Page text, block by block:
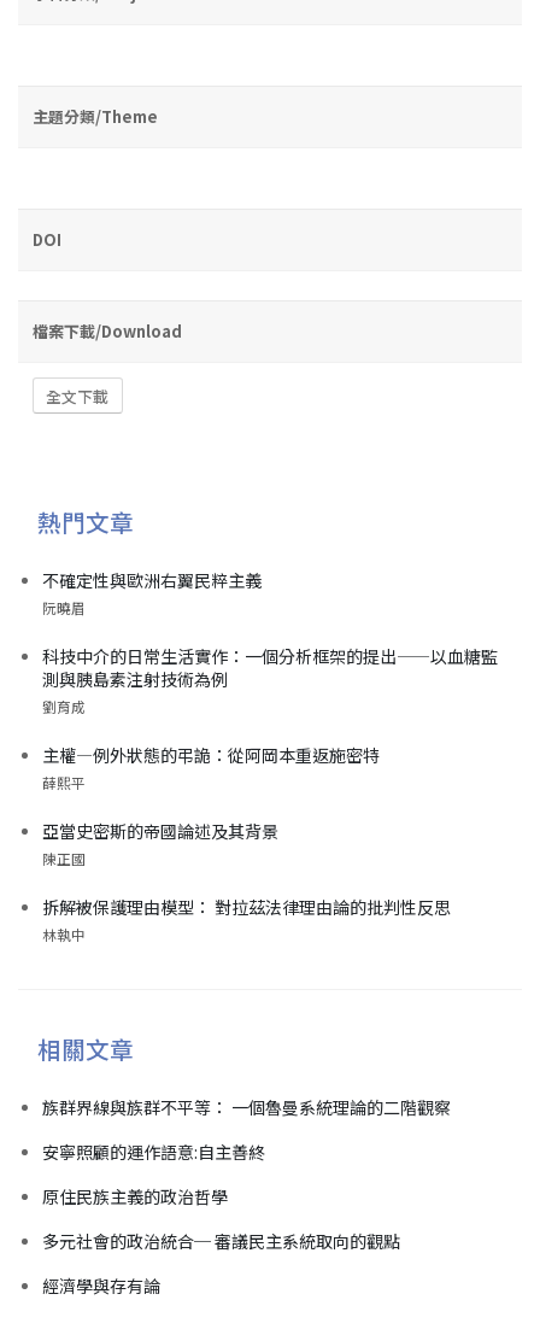
主題分類/Theme
DOI
檔案下載/Download
全文下載
熱門文章
不確定性與歐洲右翼民粹主義
阮曉眉
科技中介的日常生活實作：一個分析框架的提出——以血糖監
測與胰島素注射技術為例
劉育成
主權—例外狀態的弔詭：從阿岡本重返施密特
薛熙平
亞當史密斯的帝國論述及其背景
陳正國
拆解被保護理由模型： 對拉茲法律理由論的批判性反思
林執中
相關文章
族群界線與族群不平等： 一個魯曼系統理論的二階觀察
安寧照顧的運作語意:自主善終
原住民族主義的政治哲學
多元社會的政治統合─ 審議民主系統取向的觀點
經濟學與存有論